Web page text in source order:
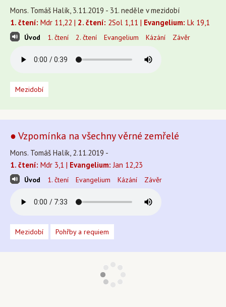
Mons. Tomáš Halík, 3.11.2019 - 31. neděle v mezidobí
1. čtení: Mdr 11,22 | 2. čtení: 2Sol 1,11 | Evangelium: Lk 19,1
Úvod 1. čtení 2. čtení Evangelium Kázání Závěr
Mezidobí
● Vzpomínka na všechny věrné zemřelé
Mons. Tomáš Halík, 2.11.2019 -
1. čtení: Mdr 3,1 | Evangelium: Jan 12,23
Úvod 1. čtení Evangelium Kázání Závěr
Mezidobí Pohřby a requiem